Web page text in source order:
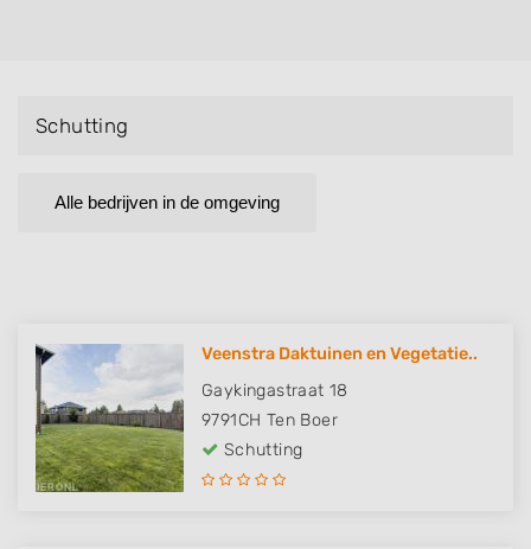
Schutting
Alle bedrijven in de omgeving
Veenstra Daktuinen en Vegetatie..
Gaykingastraat 18
9791CH Ten Boer
Schutting